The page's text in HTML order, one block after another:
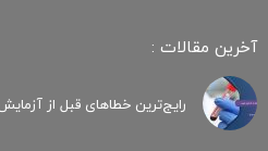
آخرین مقالات :
رایج‌ترین خطاهای قبل از